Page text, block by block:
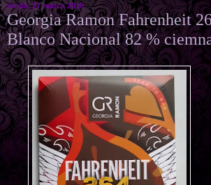
środa, 27 marca 2019
Georgia Ramon Fahrenheit
Blanco Nacional 82 %